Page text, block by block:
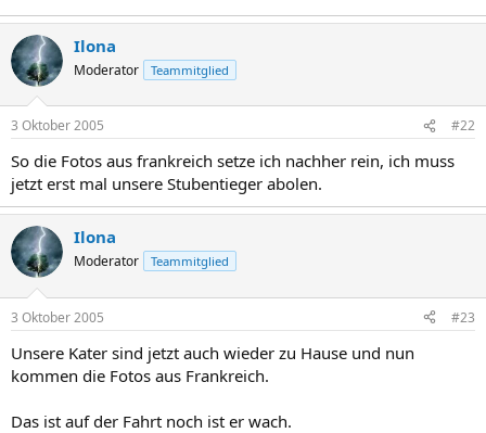
Ilona
Moderator Teammitglied
3 Oktober 2005 #22
So die Fotos aus frankreich setze ich nachher rein, ich muss
jetzt erst mal unsere Stubentieger abolen.
Ilona
Moderator Teammitglied
3 Oktober 2005 #23
Unsere Kater sind jetzt auch wieder zu Hause und nun
kommen die Fotos aus Frankreich.
Das ist auf der Fahrt noch ist er wach.